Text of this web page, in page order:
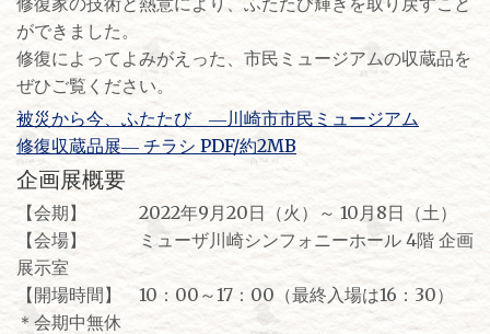
ができました。
修復によってよみがえった、市民ミュージアムの収蔵品を
ぜひご覧ください。
被災から今、ふたたび ―川崎市市民ミュージアム
修復収蔵品展― チラシ PDF/約2MB
企画展概要
【会期】 2022年9月20日（火）～ 10月8日（土）
【会場】 ミューザ川崎シンフォニーホール 4階 企画
展示室
【開場時間】 10：00～17：00（最終入場は16：30）
＊会期中無休